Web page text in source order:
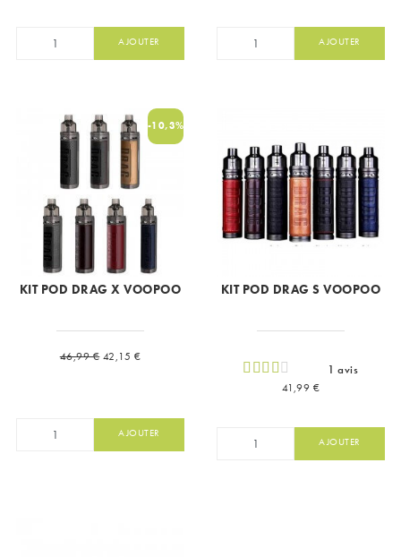
AJOUTER AJOUTER
-10,3%
KIT POD DRAG X VOOPOO
Prix de base
46,99 € Prix
42,15 €
AJOUTER
KIT POD DRAG S VOOPOO
1 avis
Prix
41,99 €
AJOUTER